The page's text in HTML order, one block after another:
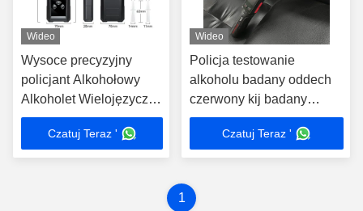
Wideo
Wysoce precyzyjny
policjant Alkohołowy
Alkoholet Wielojęzyczny
Wielojednostkowy Z
czujnikami ogniw
paliwowych
Czatuj Teraz '
Wideo
Policja testowanie
alkoholu badany oddech
czerwony kij badany
oddech z głosem ogłoszeń
Czatuj Teraz '
1